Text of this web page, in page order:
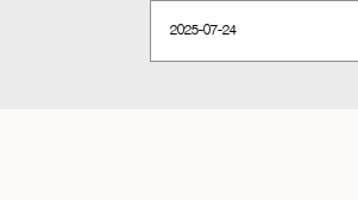
2025-07-24